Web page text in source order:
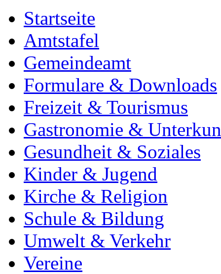
Startseite
Amtstafel
Gemeindeamt
Formulare & Downloads
Freizeit & Tourismus
Gastronomie &
Gesundheit & Soziales
Kinder & Jugend
Kirche & Religion
Schule & Bildung
Umwelt & Verkehr
Vereine